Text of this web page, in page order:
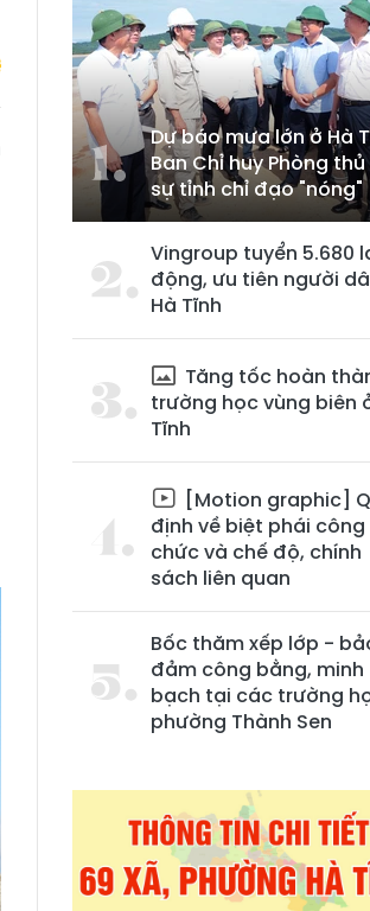
Dự báo mưa lớn ở Hà
Ban Chỉ huy Phòng
sự tỉnh chỉ đạo "nóng"
Vingroup tuyển 5.680
động, ưu tiên người
Hà Tĩnh
Tăng tốc hoàn
trường học vùng biên
Tĩnh
[Motion graphic]
định về biệt phái công
chức và chế độ, chính
sách liên quan
Bốc thăm xếp lớp -
đảm công bằng, minh
bạch tại các trường
phường Thành Sen